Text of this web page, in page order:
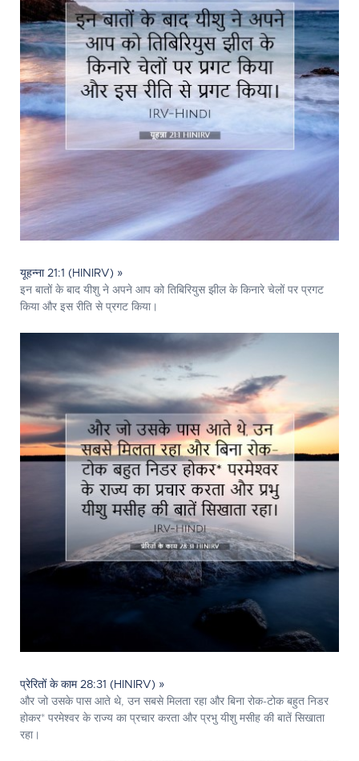
यूहन्ना 21:1 (HINIRV) »
इन बातों के बाद यीशु ने अपने आप को तिबिरियुस झील के किनारे चेलों पर प्रगट
किया और इस रीति से प्रगट किया।
प्रेरितों के काम 28:31 (HINIRV) »
और जो उसके पास आते थे, उन सबसे मिलता रहा और बिना रोक-टोक बहुत निडर
होकर* परमेश्‍वर के राज्य का प्रचार करता और प्रभु यीशु मसीह की बातें सिखाता
रहा।